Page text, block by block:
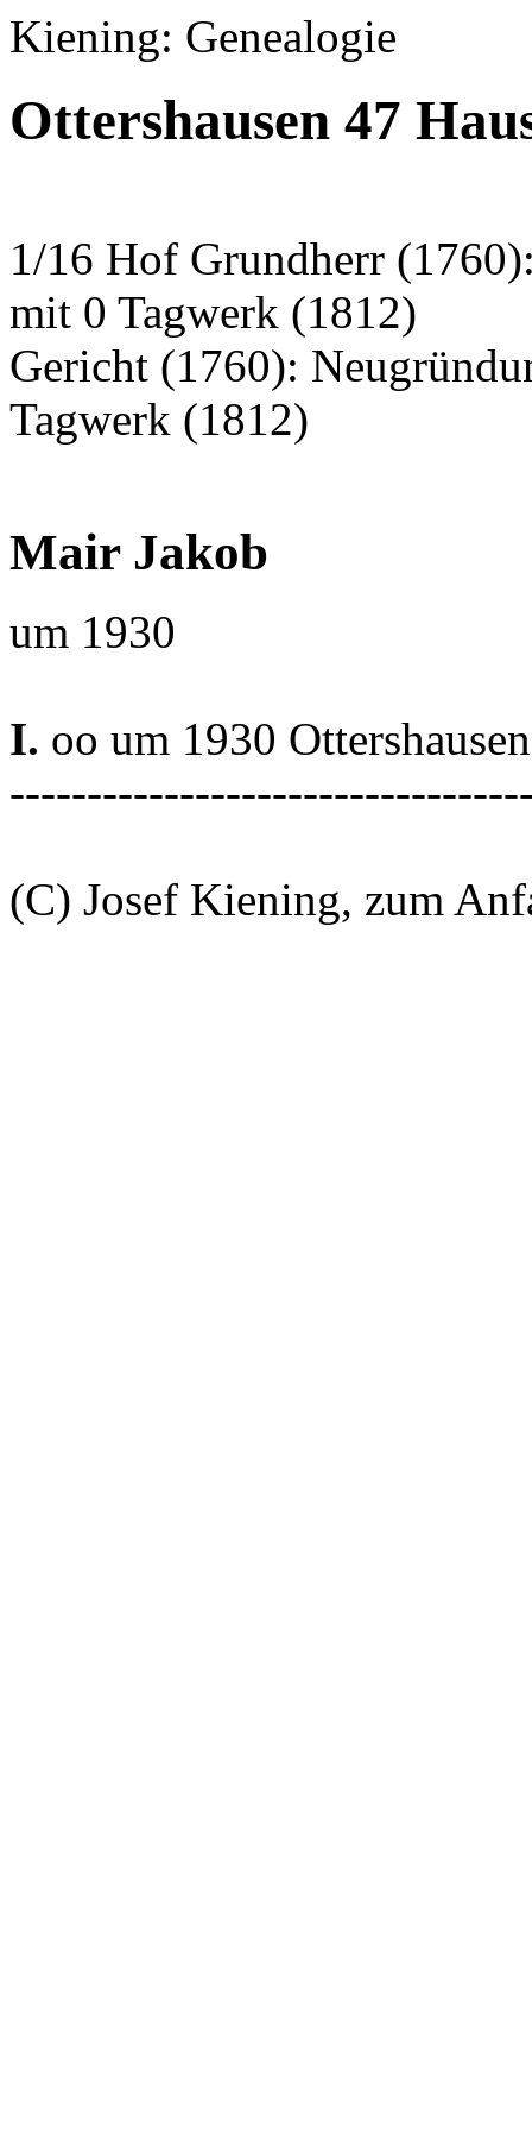
Kiening: Genealogie
Ottershausen 47
1/16 Hof Grundherr
mit 0 Tagwerk (1812)
Gericht (1760):
Tagwerk (1812)
Mair Jakob
um 1930
I. oo um 1930
(C) Josef Kiening, zum